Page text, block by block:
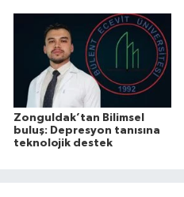
Zonguldak’tan Bilimsel
buluş: Depresyon tanısına
teknolojik destek